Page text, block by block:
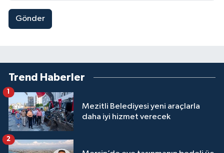
Gönder
Trend Haberler
Mezitli Belediyesi yeni araçlarla
daha iyi hizmet verecek
1
2